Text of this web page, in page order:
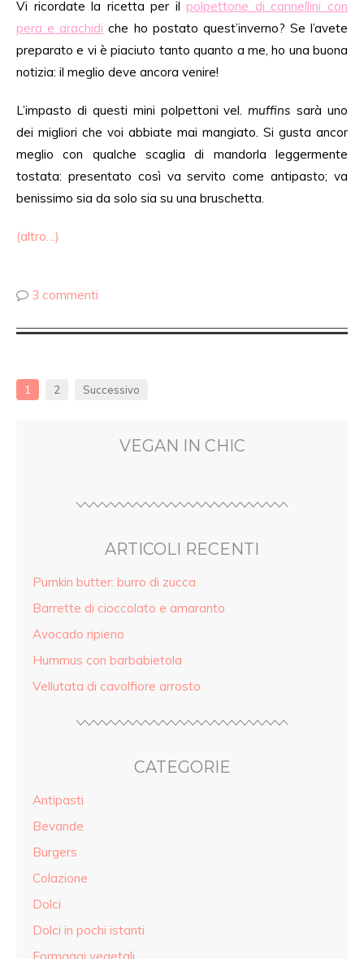
Vi ricordate la ricetta per il polpettone di cannellini con
pera e arachidi che ho postato quest’inverno? Se l’avete
preparato e vi è piaciuto tanto quanto a me, ho una buona
notizia: il meglio deve ancora venire!
L’impasto di questi mini polpettoni vel. muffins sarà uno
dei migliori che voi abbiate mai mangiato. Si gusta ancor
meglio con qualche scaglia di mandorla leggermente
tostata: presentato così va servito come antipasto; va
benissimo sia da solo sia su una bruschetta.
(altro…)
3 commenti
1 2 Successivo
VEGAN IN CHIC
ARTICOLI RECENTI
Pumkin butter: burro di zucca
Barrette di cioccolato e amaranto
Avocado ripieno
Hummus con barbabietola
Vellutata di cavolfiore arrosto
CATEGORIE
Antipasti
Bevande
Burgers
Colazione
Dolci
Dolci in pochi istanti